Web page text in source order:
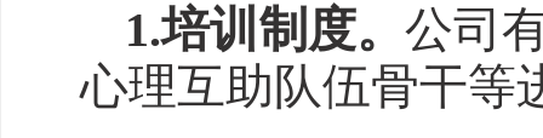
1.培训制度。 公司
心理互助队伍骨干等